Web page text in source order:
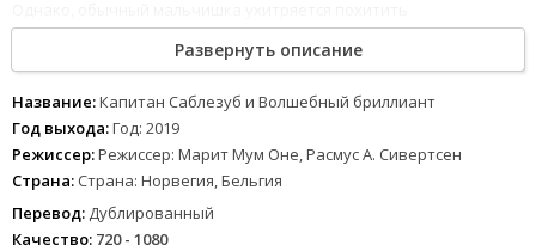
могущественный камень прямо из-под носа бывалого пирата.
Развернуть описание
Название:Капитан Саблезуб и Волшебный бриллиант
Год выхода:Год: 2019
Режиссер:Режиссер: Марит Мум Оне, Расмус А. Сивертсен
Страна: Страна: Норвегия, Бельгия
Перевод: Дублированный
Качество: 720 - 1080